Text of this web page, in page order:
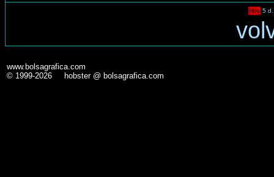
Hoy 5 d.
www.bolsagrafica.com
© 1999-2026 hobster @ bolsagrafica.com